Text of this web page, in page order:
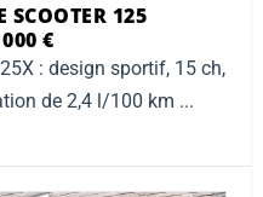
SCOOTER 125
€
: design sportif, 15 ch,
de 2,4 l/100 km ...